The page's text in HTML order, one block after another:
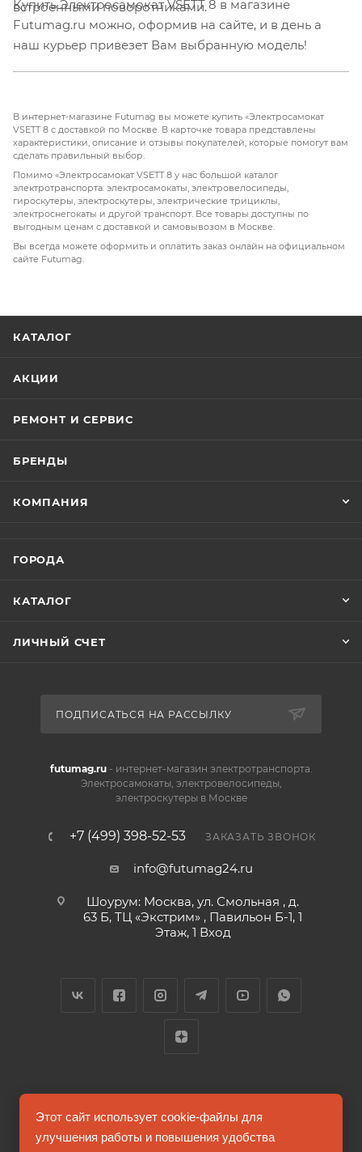
встроенными поворотниками.
Купить Электросамокат VSETT 8 в магазине
Futumag.ru можно, оформив на сайте, и в день а
наш курьер привезет Вам выбранную модель!
В интернет-магазине Futumag вы можете купить «Электросамокат
VSETT 8 с доставкой по Москве. В карточке товара представлены
характеристики, описание и отзывы покупателей, которые помогут вам
сделать правильный выбор.
Помимо «Электросамокат VSETT 8 у нас большой каталог
электротранспорта: электросамокаты, электровелосипеды,
гироскутеры, электроскутеры, электрические трициклы,
электроснегокаты и другой транспорт. Все товары доступны по
выгодным ценам с доставкой и самовывозом в Москве.
Вы всегда можете оформить и оплатить заказ онлайн на официальном
сайте Futumag.
КАТАЛОГ
АКЦИИ
РЕМОНТ И СЕРВИС
БРЕНДЫ
КОМПАНИЯ
ГОРОДА
КАТАЛОГ
ЛИЧНЫЙ СЧЕТ
ПОДПИСАТЬСЯ НА РАССЫЛКУ
futumag.ru- интернет-магазин электротранспорта.
Электросамокаты, электровелосипеды,
электроскутеры в Москве
+7 (499) 398-52-53 ЗАКАЗАТЬ ЗВОНОК
info@futumag24.ru
Шоурум: Москва, ул. Смольная , д.
63 Б, ТЦ «Экстрим» , Павильон Б-1, 1
Этаж, 1 Вход
2026 © FUTUMAG.RU
Этот сайт использует cookie-файлы для
улучшения работы и повышения удобства